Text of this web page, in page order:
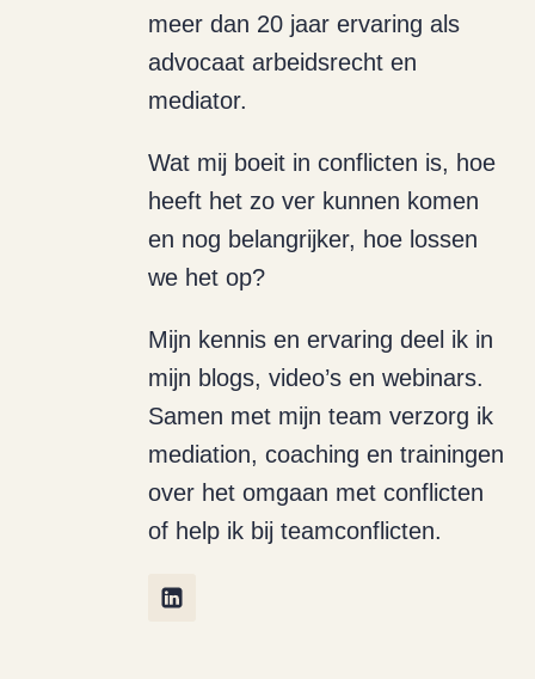
meer dan 20 jaar ervaring als
advocaat arbeidsrecht en
mediator.
Wat mij boeit in conflicten is, hoe
heeft het zo ver kunnen komen
en nog belangrijker, hoe lossen
we het op?
Mijn kennis en ervaring deel ik in
mijn blogs, video’s en webinars.
Samen met mijn team verzorg ik
mediation, coaching en trainingen
over het omgaan met conflicten
of help ik bij teamconflicten.